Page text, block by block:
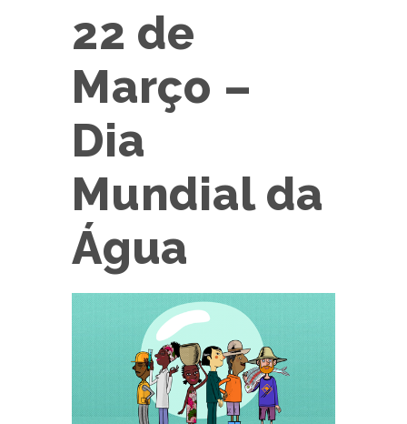
22 de
Março –
Dia
Mundial da
Água